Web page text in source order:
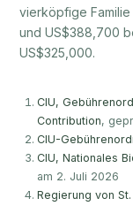
vierköpfige Familie
und US$388,700
US$325,000.
CIU,
Contribution,
CIU-
CIU, Nationales
am 2. Juli 2026
Regierung von